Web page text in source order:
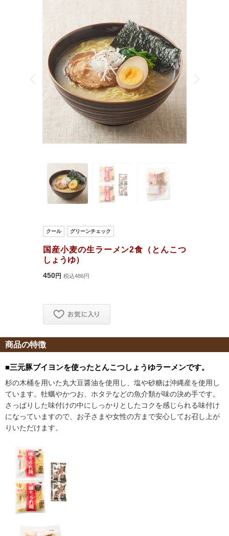
商品の特徴
■三元豚ブイヨンを使ったとんこつしょうゆラーメンです。
杉の木桶を用いた丸大豆醤油を使用し、塩や砂糖は沖縄産を使用し
ています。牡蠣やかつお、ホタテなどの魚介類が味の決め手です。
さっぱりした味付けの中にしっかりとしたコクを感じられる味付け
になっていますので、お子さまや女性の方まで安心してお召し上が
りいただけます。